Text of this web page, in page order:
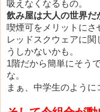
吸えなくなるもの。
飲み屋は大人の世界だ
喫煙可をメリットにさ
レッドスクウェアに
うしかないかも。
1階だから簡単にそう
な。
まぁ、中学生のように